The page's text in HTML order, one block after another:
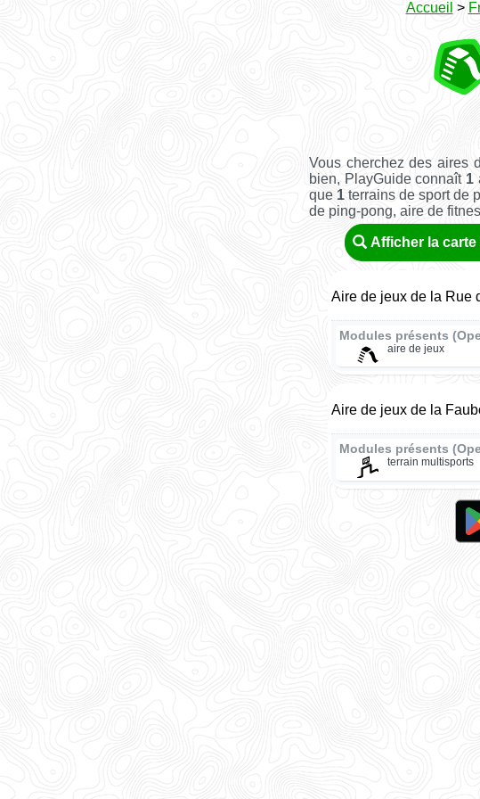
Accueil >
Vous cherchez des aires
bien, PlayGuide connaît 1
que 1 terrains de sport de
de ping-pong, aire de
Afficher la carte
Aire de jeux de la Rue
Modules présents
aire de jeux
Aire de jeux de la
Modules présents
terrain multisports